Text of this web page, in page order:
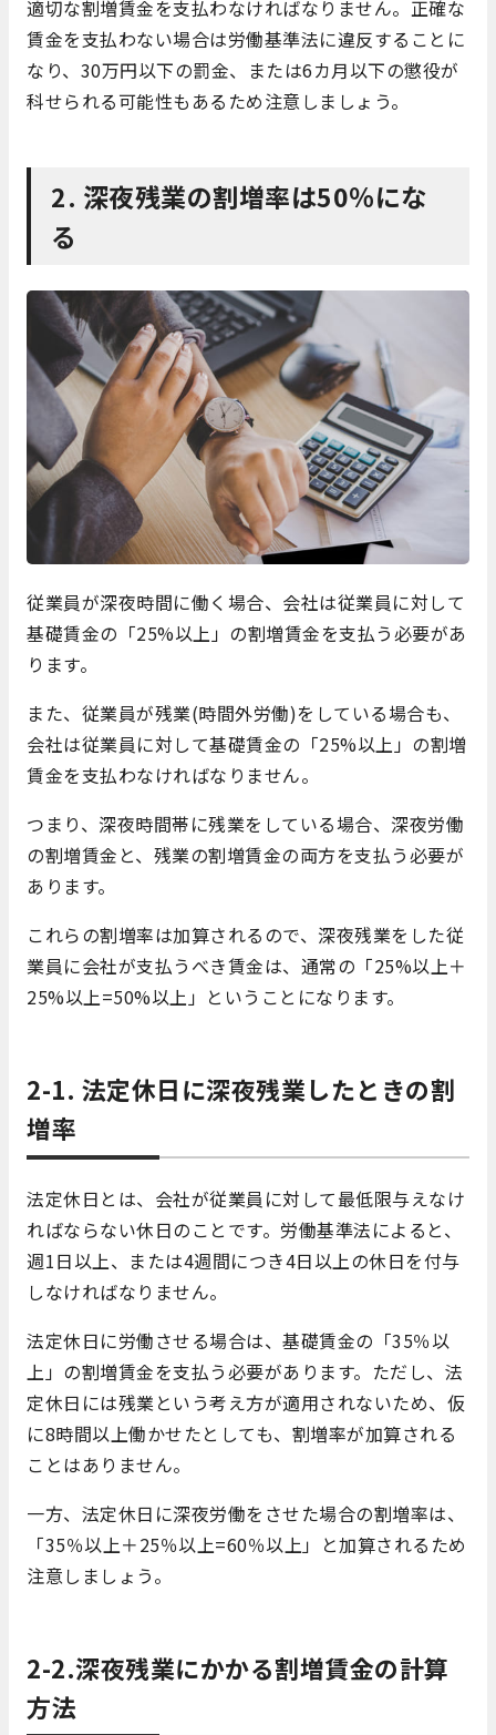
適切な割増賃金を支払わなければなりません。正確な
賃金を支払わない場合は労働基準法に違反することに
なり、30万円以下の罰金、または6カ月以下の懲役が
科せられる可能性もあるため注意しましょう。
2. 深夜残業の割増率は50％にな
る
従業員が深夜時間に働く場合、会社は従業員に対して
基礎賃金の「25%以上」の割増賃金を支払う必要があ
ります。
また、従業員が残業(時間外労働)をしている場合も、
会社は従業員に対して基礎賃金の「25%以上」の割増
賃金を支払わなければなりません。
つまり、深夜時間帯に残業をしている場合、深夜労働
の割増賃金と、残業の割増賃金の両方を支払う必要が
あります。
これらの割増率は加算されるので、深夜残業をした従
業員に会社が支払うべき賃金は、通常の「25%以上＋
25%以上=50%以上」ということになります。
2-1. 法定休日に深夜残業したときの割
増率
法定休日とは、会社が従業員に対して最低限与えなけ
ればならない休日のことです。労働基準法によると、
週1日以上、または4週間につき4日以上の休日を付与
しなければなりません。
法定休日に労働させる場合は、基礎賃金の「35％以
上」の割増賃金を支払う必要があります。ただし、法
定休日には残業という考え方が適用されないため、仮
に8時間以上働かせたとしても、割増率が加算される
ことはありません。
一方、法定休日に深夜労働をさせた場合の割増率は、
「35％以上＋25％以上=60％以上」と加算されるため
注意しましょう。
2-2.深夜残業にかかる割増賃金の計算
方法